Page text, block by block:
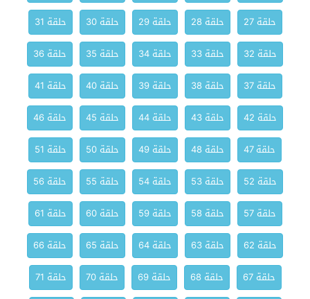
حلقة 27
حلقة 28 حلقة 29 حلقة 30
حلقة 31
حلقة 32
حلقة 33 حلقة 34 حلقة 35
حلقة 36
حلقة 37
حلقة 38 حلقة 39 حلقة 40
حلقة 41
حلقة 42
حلقة 43 حلقة 44 حلقة 45
حلقة 46
حلقة 47
حلقة 48 حلقة 49 حلقة 50
حلقة 51
حلقة 52
حلقة 53 حلقة 54 حلقة 55
حلقة 56
حلقة 57
حلقة 58 حلقة 59 حلقة 60
حلقة 61
حلقة 62
حلقة 63 حلقة 64 حلقة 65
حلقة 66
حلقة 67
حلقة 68 حلقة 69 حلقة 70
حلقة 71